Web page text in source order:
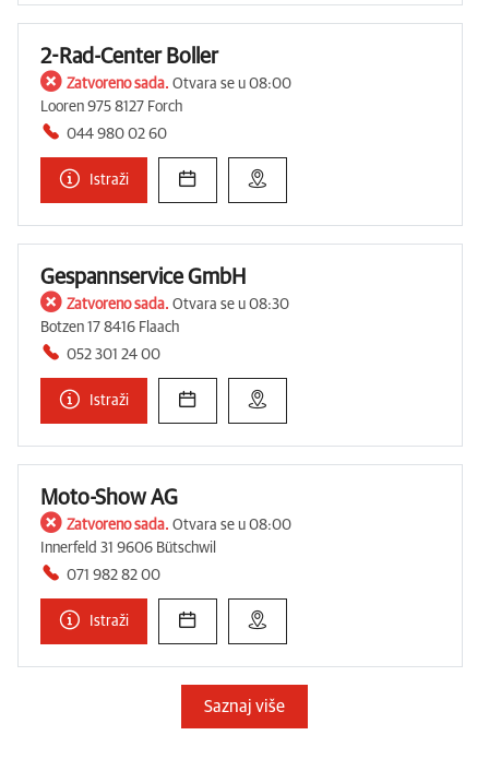
2-Rad-Center Boller
Zatvoreno sada. Otvara se u 08:00
Looren 975 8127 Forch
044 980 02 60
Istraži
Gespannservice GmbH
Zatvoreno sada. Otvara se u 08:30
Botzen 17 8416 Flaach
052 301 24 00
Istraži
Moto-Show AG
Zatvoreno sada. Otvara se u 08:00
Innerfeld 31 9606 Bütschwil
071 982 82 00
Istraži
Saznaj više